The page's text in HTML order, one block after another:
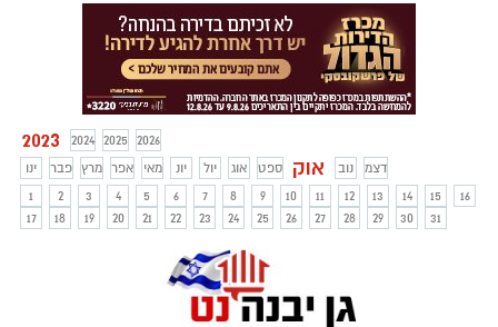
עשרות רבות של רקטות והמתקפה הינה
כוללת ומתוכננת לכיוון שטחים נרחבים
בישראל. גם ברגעים אלה, ממשיכה המתקפה,
מערכת כיפת ברזל פעולת ללא הפסקה,
ונדמה כי תפסה את מערכת הבטחון, לא
מוכנה. דיווחים על נפילות באשקלון, ביבנה,2023 2024 2025
2026
ינו
פבר מרץ אפר מאי יונ יול אוג ספט אוק נוב
דצמ
1
2 3 4 5 6 7 8 9 10 11 12 13 14 15
16
17
18 19 20 21 22 23 24 25 26 27 28 29 30 31